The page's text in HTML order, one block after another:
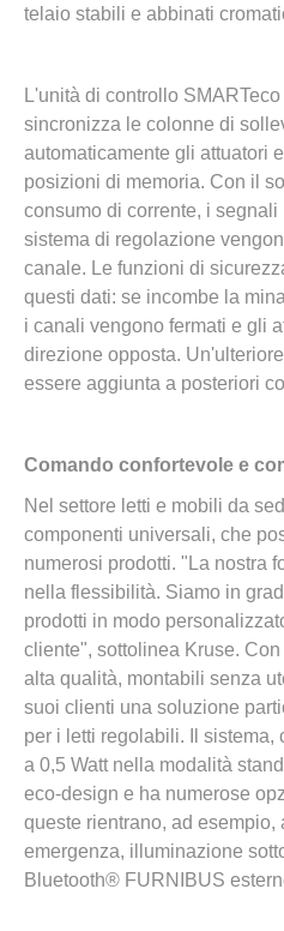
telaio stabili e abbinati
L'unità di controllo
sincronizza le colonne di
automaticamente gli attuatori
posizioni di memoria. Con il
consumo di corrente, i segnali
sistema di regolazione
canale. Le funzioni di
questi dati: se incombe la
i canali vengono fermati e gli
direzione opposta.
essere aggiunta a posteriori
Comando confortevole e
Nel settore letti e mobili da
componenti universali, che
numerosi prodotti. "La nostra
nella flessibilità. Siamo in
prodotti in modo
cliente", sottolinea Kruse.
alta qualità, montabili senza
suoi clienti una soluzione
per i letti regolabili. Il sistema,
a 0,5 Watt nella modalità
eco-design e ha numerose
queste rientrano, ad esempio,
emergenza, illuminazione
Bluetooth® FURNIBUS